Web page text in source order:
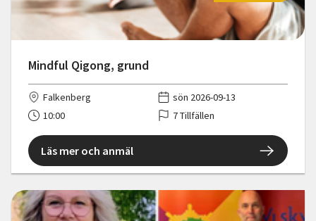
Mindful Qigong, grund
Falkenberg
sön 2026-09-13
10:00
7 Tillfällen
Läs mer och anmäl